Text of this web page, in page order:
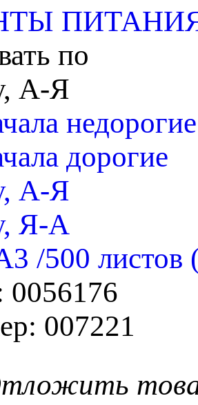
по
А-Я
недорогие
дорогие
А-Я
Я-А
/500 листов
0056176
007221